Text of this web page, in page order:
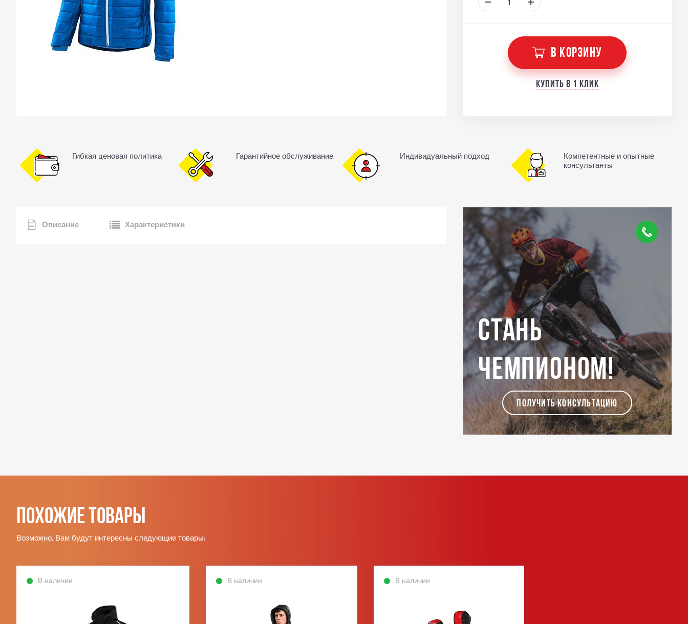
В КОРЗИНУ
Купить в 1 клик
Гибкая ценовая политика Гарантийное обслуживание Индивидуальный подход
Компетентные и опытные
консультанты
Описание Характеристики
Стань
чемпионом!
ПОЛУЧИТЬ КОНСУЛЬТАЦИЮ
Похожие товары
Возможно, Вам будут интересны следующие товары:
В наличии В наличии В наличии